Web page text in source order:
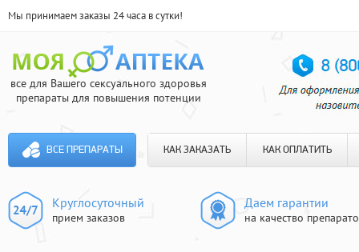
Мы принимаем заказы 24 часа в сутки!
все для Вашего сексуального здоровья
препараты для повышения потенции
ВСЕ ПРЕПАРАТЫ КАК ЗАКАЗАТЬ КАК ОПЛАТИТЬ
Круглосуточный
прием заказов
Даем гарантии
на качество